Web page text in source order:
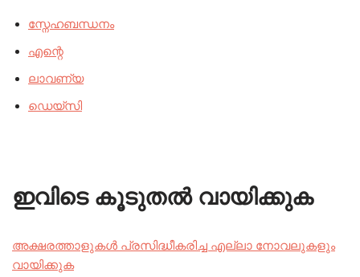
സ്നേഹബന്ധനം
എന്റെ
ലാവണ്യ
ഡെയ്സി
ഇവിടെ കൂടുതൽ വായിക്കുക
അക്ഷരത്താളുകൾ പ്രസിദ്ധീകരിച്ച എല്ലാ നോവലുകളും
വായിക്കുക